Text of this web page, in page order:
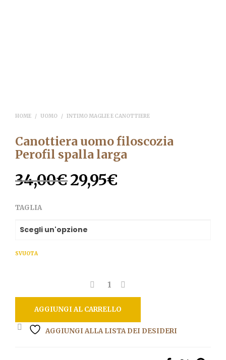
HOME / UOMO / INTIMO MAGLIE E CANOTTIERE
Canottiera uomo filoscozia
Perofil spalla larga
34,00€ Il
era:
29,95€
TAGLIA
SVUOTA
AGGIUNGI AL CARRELLO
AGGIUNGI ALLA LISTA DEI DESIDERI